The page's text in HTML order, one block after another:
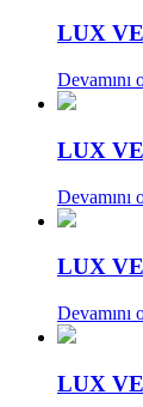
LUX
Devamını
LUX
Devamını
LUX
Devamını
LUX